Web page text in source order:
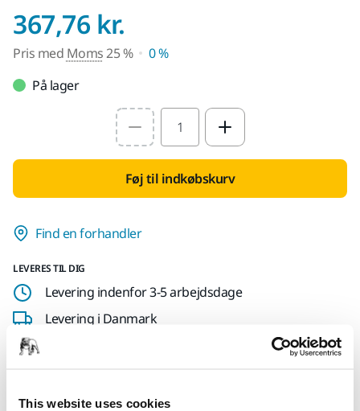
This website uses cookies
367,76 kr.
Pris med Moms25 %
0 %
På lager
Select quantity value
Føj til indkøbskurv
Find en forhandler
LEVERES TIL DIG
Levering indenfor 3-5 arbejdsdage
Levering i Danmark
Fragt fri levering ved ordrer over 599,- kr incl moms.
Sporing af forsendelsen